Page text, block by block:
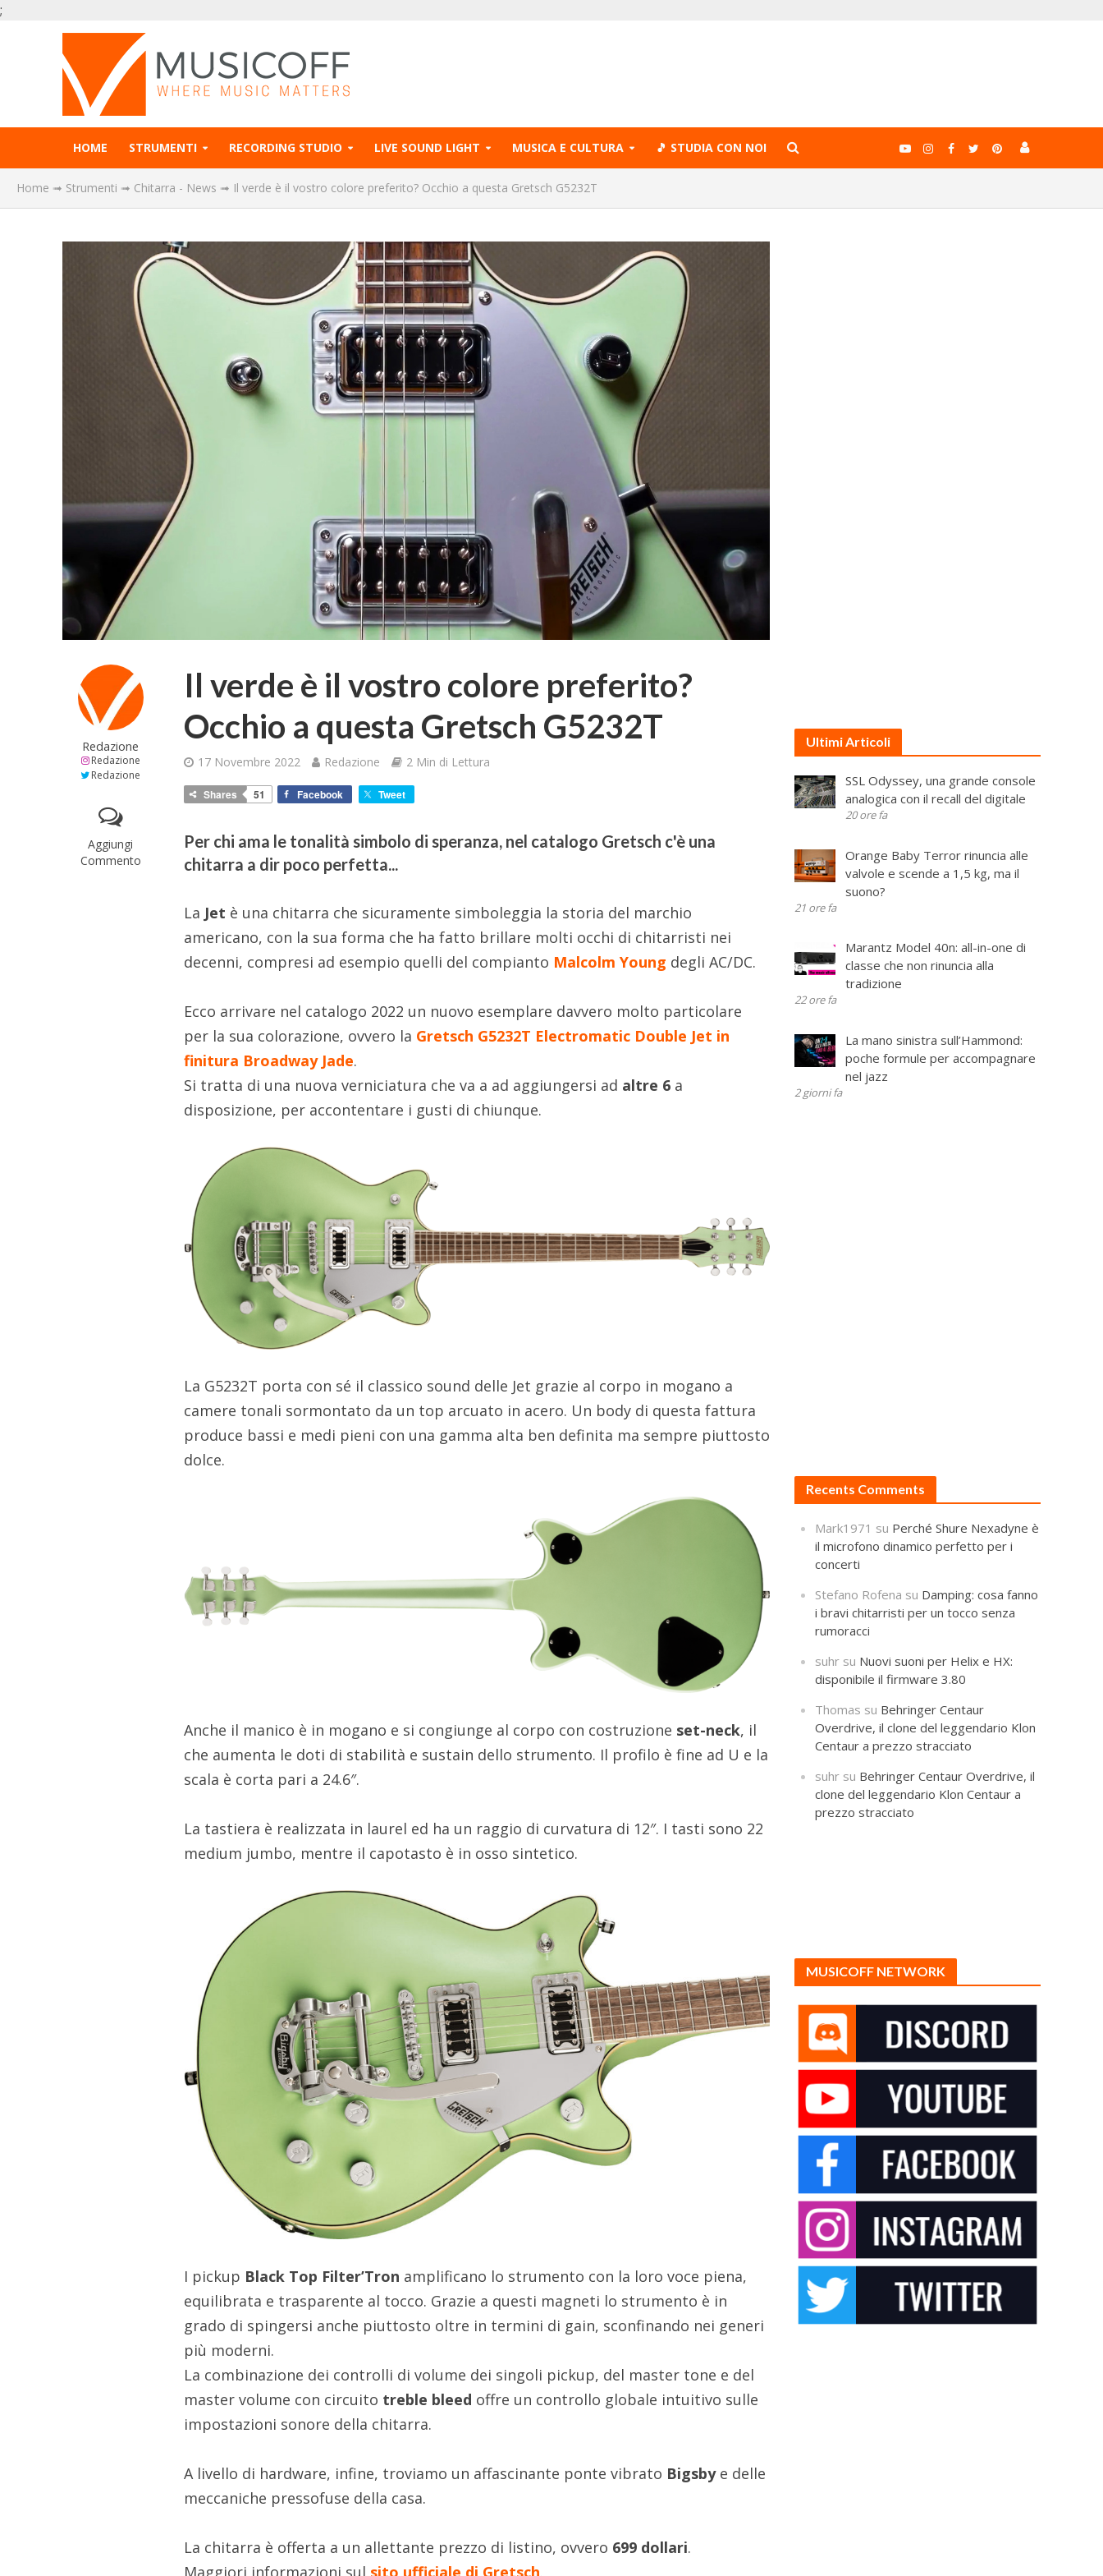
;
HOME STRUMENTI RECORDING STUDIO LIVE SOUND LIGHT MUSICA E CULTURA 🎵 STUDIA CON NOI
Home ➟ Strumenti ➟ Chitarra - News ➟ Il verde è il vostro colore preferito? Occhio a questa Gretsch G5232T
Redazione
Redazione
Redazione
Aggiungi
Commento
Il verde è il vostro colore preferito?
Occhio a questa Gretsch G5232T
17 Novembre 2022 Redazione 2 Min di Lettura
Shares 51 Facebook Tweet
Per chi ama le tonalità simbolo di speranza, nel catalogo Gretsch c'è una
chitarra a dir poco perfetta...
La Jet è una chitarra che sicuramente simboleggia la storia del marchio
americano, con la sua forma che ha fatto brillare molti occhi di chitarristi nei
decenni, compresi ad esempio quelli del compianto Malcolm Young degli AC/DC.
Ecco arrivare nel catalogo 2022 un nuovo esemplare davvero molto particolare
per la sua colorazione, ovvero la Gretsch G5232T Electromatic Double Jet in
finitura Broadway Jade.
Si tratta di una nuova verniciatura che va a ad aggiungersi ad altre 6 a
disposizione, per accontentare i gusti di chiunque.
La G5232T porta con sé il classico sound delle Jet grazie al corpo in mogano a
camere tonali sormontato da un top arcuato in acero. Un body di questa fattura
produce bassi e medi pieni con una gamma alta ben definita ma sempre piuttosto
dolce.
Anche il manico è in mogano e si congiunge al corpo con costruzione set-neck, il
che aumenta le doti di stabilità e sustain dello strumento. Il profilo è fine ad U e la
scala è corta pari a 24.6″.
La tastiera è realizzata in laurel ed ha un raggio di curvatura di 12″. I tasti sono 22
medium jumbo, mentre il capotasto è in osso sintetico.
I pickup Black Top Filter’Tron amplificano lo strumento con la loro voce piena,
equilibrata e trasparente al tocco. Grazie a questi magneti lo strumento è in
grado di spingersi anche piuttosto oltre in termini di gain, sconfinando nei generi
più moderni.
La combinazione dei controlli di volume dei singoli pickup, del master tone e del
master volume con circuito treble bleed offre un controllo globale intuitivo sulle
impostazioni sonore della chitarra.
A livello di hardware, infine, troviamo un affascinante ponte vibrato Bigsby e delle
meccaniche pressofuse della casa.
La chitarra è offerta a un allettante prezzo di listino, ovvero 699 dollari.
Ultimi Articoli
SSL Odyssey, una grande console
analogica con il recall del digitale
20 ore fa
Orange Baby Terror rinuncia alle
valvole e scende a 1,5 kg, ma il
suono?
21 ore fa
Marantz Model 40n: all-in-one di
classe che non rinuncia alla
tradizione
22 ore fa
La mano sinistra sull’Hammond:
poche formule per accompagnare
nel jazz
2 giorni fa
Recents Comments
Mark1971 su Perché Shure Nexadyne è
il microfono dinamico perfetto per i
concerti
Stefano Rofena su Damping: cosa fanno
i bravi chitarristi per un tocco senza
rumoracci
suhr su Nuovi suoni per Helix e HX:
disponibile il firmware 3.80
Thomas su Behringer Centaur
Overdrive, il clone del leggendario Klon
Centaur a prezzo stracciato
suhr su Behringer Centaur Overdrive, il
clone del leggendario Klon Centaur a
prezzo stracciato
MUSICOFF NETWORK